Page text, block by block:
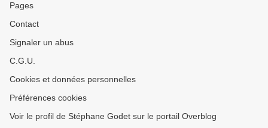
Pages
Contact
Signaler un abus
C.G.U.
Cookies et données personnelles
Préférences cookies
Voir le profil de Stéphane Godet sur le portail Overblog